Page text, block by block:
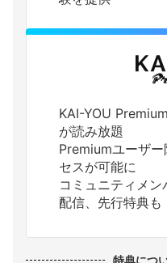
KAI-YOU
が読み放題
Premiumユーザ
セスが可能に
コミュニティメ
配信、先行特典も
特典につ